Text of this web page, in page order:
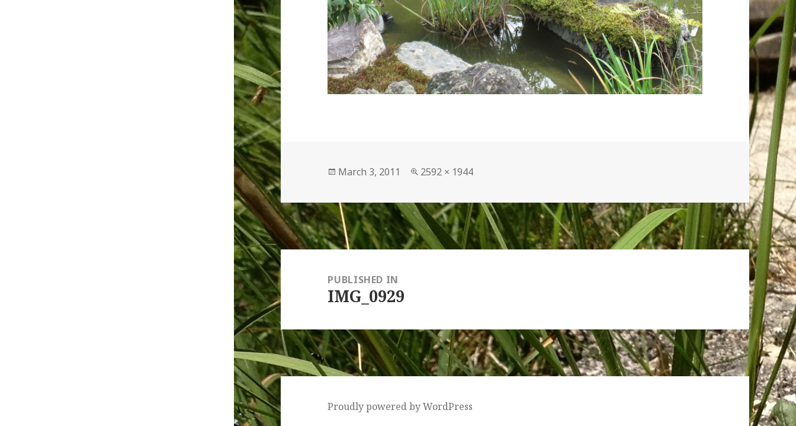
Posted
March 3, 2011
Full
2592 × 1944
Post
navigationPUBLISHED IN
IMG_0929
Proudly powered by WordPress